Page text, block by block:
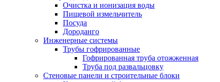
Очистка и ионизация воды
Пищевой измельчитель
Посуда
Дороданго
Инженерные системы
Трубы гофрированные
Гофрированная труба отожженная
Труба под развальцовку
Стеновые панели и строительные блоки